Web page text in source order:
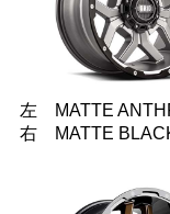
左 MATTE
右 MATTE